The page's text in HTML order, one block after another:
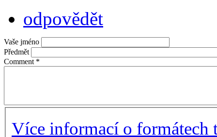
odpovědět
Vaše jméno
Předmět
Comment *
Více informací o formátech